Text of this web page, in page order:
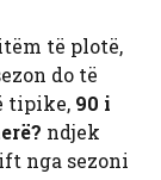
të plotë,
do të
tipike, 90 i
ndjek
nga sezoni